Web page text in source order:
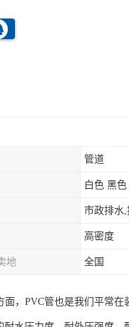
管道
白色 黑色
市政排水
高密度
地 全国
，PVC管也是我们平常在